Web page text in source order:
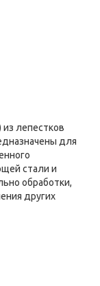
лепестков
для
стали и
обработки,
других